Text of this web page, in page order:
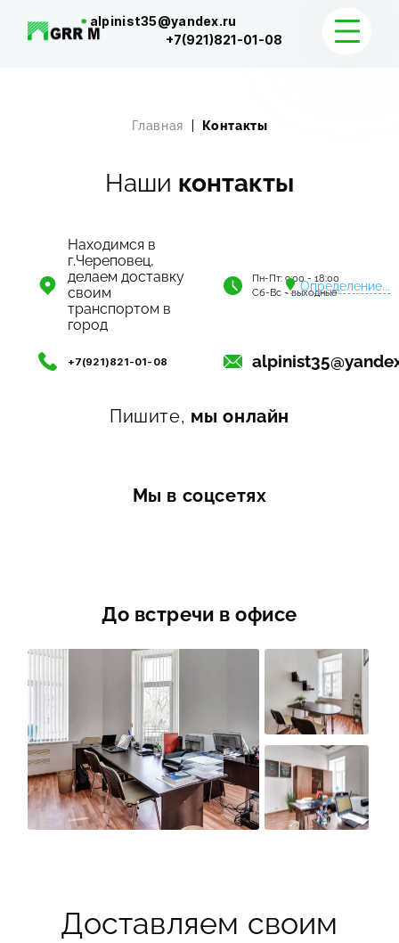
alpinist35@yandex.ru
+7(921)821-01-08
Главная Контакты
Наши контакты
Находимся в
г.Череповец,
делаем доставку
своим
транспортом в
город
Определение...
Пн-Пт: 9:00 - 18:00
Сб-Вс - выходные
+7(921)821-01-08
Пишите, мы онлайн
Мы в соцсетях
До встречи в офисе
Доставляем своим